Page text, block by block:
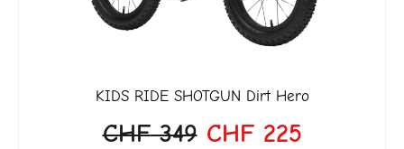
KIDS RIDE SHOTGUNDirt Hero
349 CHF225